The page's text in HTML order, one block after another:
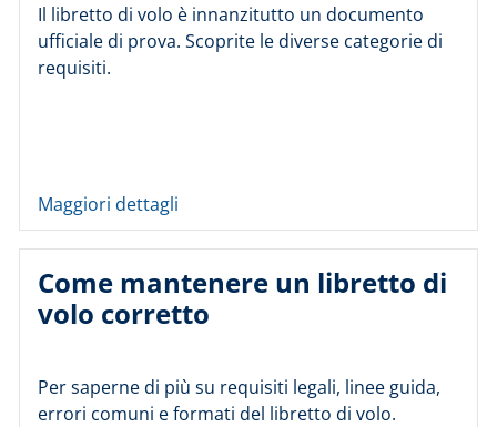
Il libretto di volo è innanzitutto un documento
ufficiale di prova. Scoprite le diverse categorie di
requisiti.
Maggiori dettagli
Come mantenere un libretto di
volo corretto
Per saperne di più su requisiti legali, linee guida,
errori comuni e formati del libretto di volo.